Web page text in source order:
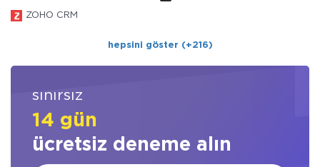
ZOHO CRM
hepsini göster (+216)
sınırsız
14 gün
ücretsiz deneme alın